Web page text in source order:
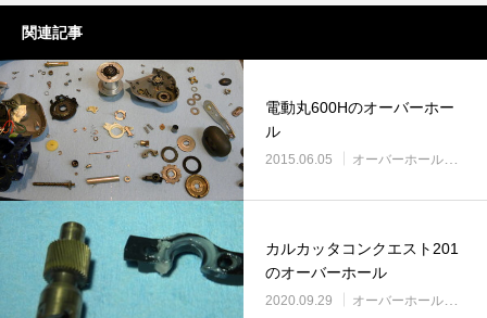
リールオーバーホール「マスタープログラ
2023.03.21
Selffishが教えるリ
2023.02.06
関連記事
電動丸600Hのオーバーホー
ル
2015.06.05 オーバーホール実例
カルカッタコンクエスト201
のオーバーホール
2020.09.29 オーバーホール実例